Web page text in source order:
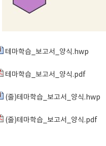
테마학습_보고서_양식.hwp
테마학습_보고서_양식.pdf
(줄)테마학습_보고서_양식.hwp
(줄)테마학습_보고서_양식.pdf